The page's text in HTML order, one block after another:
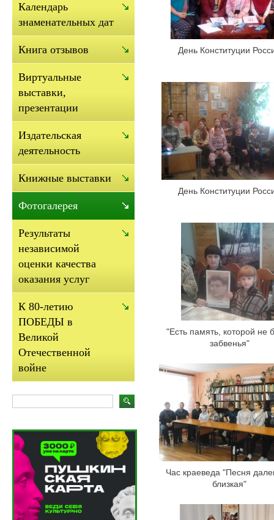
День Конституции
День Конституции
"Есть память, которой не
забвенья"
Час краеведа "Песня
близкая"
Календарь
знаменательных дат
Книга отзывов
Виртуальные
выставки,
презентации
Издательская
деятельность
Книжные выставки
Фотогалерея
Результаты
независимой
оценки качества
оказания услуг
К 80-летию
ПОБЕДЫ в
Великой
Отечественной
войне